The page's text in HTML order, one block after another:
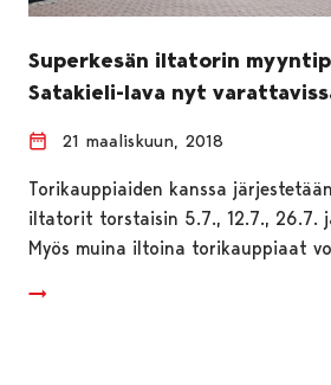
Superkesän iltatorin
Satakieli-lava nyt
21 maaliskuun, 2018
Torikauppiaiden kanssa
iltatorit torstaisin 5.7., 12.7., 26.7.
Myös muina iltoina torikauppiaat